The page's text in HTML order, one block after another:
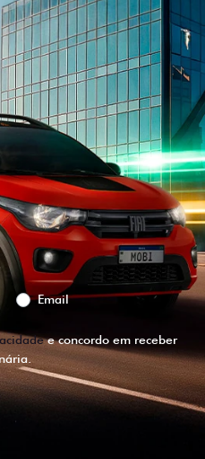
Email
e concordo em receber